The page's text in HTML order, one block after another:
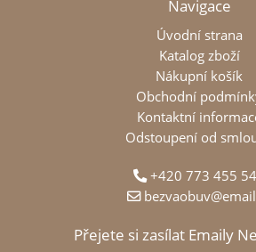
Navigace
Úvodní strana
Katalog zboží
Nákupní košík
Obchodní
Kontaktní
Odstoupení od
+420 773 455
Přejete si zasílat Emaily